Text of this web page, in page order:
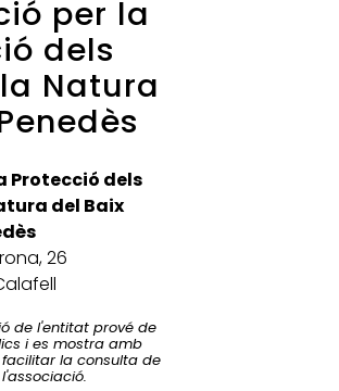
per la
dels
Natura
Protecció dels
del Baix
26
de l'entitat prové de
i es mostra amb
la consulta de